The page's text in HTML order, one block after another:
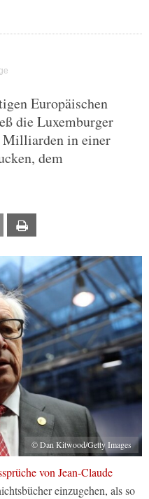
Europäischen
die Luxemburger
Milliarden in einer
dem
Email
© Dan Kitwood/Getty Images
von Jean-Claude
einzugehen, als so